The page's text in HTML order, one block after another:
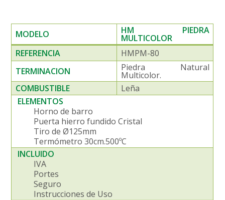
MODELO HM PIEDRA
MULTICOLOR
REFERENCIA
HMPM-80
TERMINACION
Piedra Natural
Multicolor.
COMBUSTIBLE
Leña
ELEMENTOS
Horno de barro
Puerta hierro fundido Cristal
Tiro de Ø125mm
Termómetro 30cm.500ºC
INCLUIDO
IVA
Portes
Seguro
Instrucciones de Uso